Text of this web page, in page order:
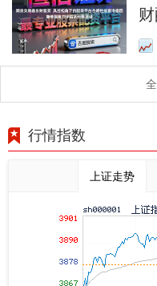
财配资
行情指数
上证走势